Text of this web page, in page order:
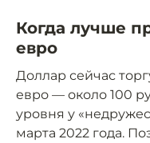
Когда лучше
евро
Доллар сейчас
евро — около 100
уровня у
марта 2022 года.